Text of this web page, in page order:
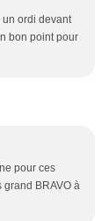
un ordi devant
bon point pour
pour ces
grand BRAVO à